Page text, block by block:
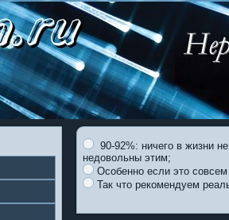
90-92%: ничего в жизни
недовольны этим;
Особенно если это
Так что рекомендуем